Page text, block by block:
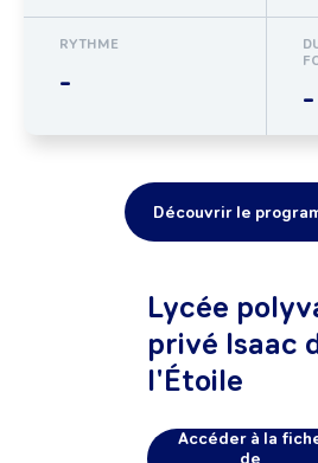
RYTHME
- -
Découvrir le
Lycée
privé Isaac
l'Étoile
Accéder à la
de